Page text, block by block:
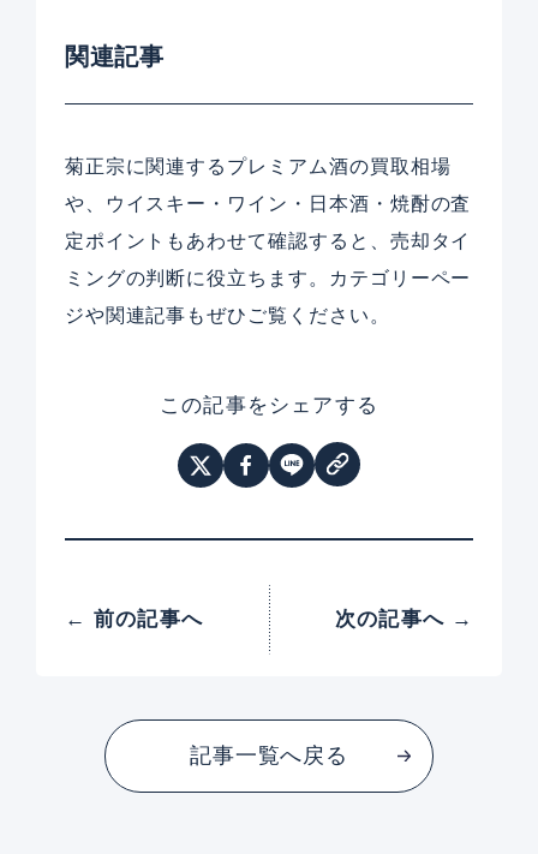
関連記事
菊正宗に関連するプレミアム酒の買取相場
や、ウイスキー・ワイン・日本酒・焼酎の査
定ポイントもあわせて確認すると、売却タイ
ミングの判断に役立ちます。カテゴリーペー
ジや関連記事もぜひご覧ください。
この記事をシェアする
← 前の記事へ 次の記事へ →
記事一覧へ戻る